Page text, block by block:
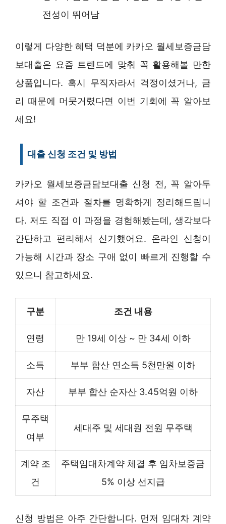
전성이 뛰어남
이렇게 다양한 혜택 덕분에 카카오 월세보증금담
보대출은 요즘 트렌드에 맞춰 꼭 활용해볼 만한
상품입니다. 혹시 무직자라서 걱정이셨거나, 금
리 때문에 머뭇거렸다면 이번 기회에 꼭 알아보
세요!
대출 신청 조건 및 방법
카카오 월세보증금담보대출 신청 전, 꼭 알아두
셔야 할 조건과 절차를 명확하게 정리해드립니
다. 저도 직접 이 과정을 경험해봤는데, 생각보다
간단하고 편리해서 신기했어요. 온라인 신청이
가능해 시간과 장소 구애 없이 빠르게 진행할 수
있으니 참고하세요.
구분 조건 내용
연령 만 19세 이상 ~ 만 34세 이하
소득 부부 합산 연소득 5천만원 이하
자산 부부 합산 순자산 3.45억원 이하
무주택
여부
세대주 및 세대원 전원 무주택
계약 조
건
주택임대차계약 체결 후 임차보증금
5% 이상 선지급
신청 방법은 아주 간단합니다. 먼저 임대차 계약